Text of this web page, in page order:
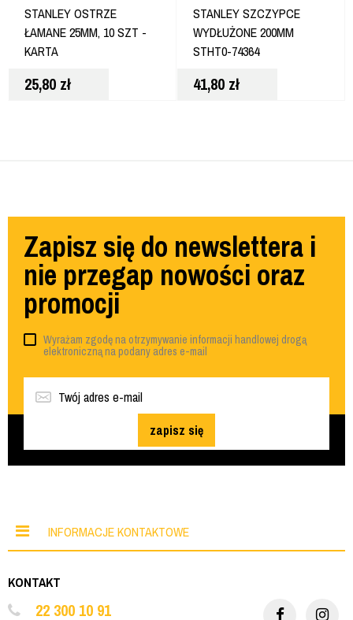
STANLEY OSTRZE
ŁAMANE 25MM, 10 SZT -
KARTA
25,80 zł
STANLEY SZCZYPCE
WYDŁUŻONE 200MM
STHT0-74364
41,80 zł
Zapisz się do newslettera i
nie przegap nowości oraz
promocji
Wyrażam zgodę na otrzymywanie informacji handlowej drogą
elektroniczną na podany adres e-mail
zapisz się
INFORMACJE KONTAKTOWE
KONTAKT
22 300 10 91